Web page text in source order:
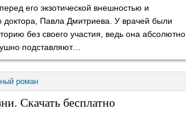
его экзотической внешностью и
Павла Дмитриева. У врачей были
без своего участия, ведь она абсолютно
подставляют…
роман
Скачать бесплатно